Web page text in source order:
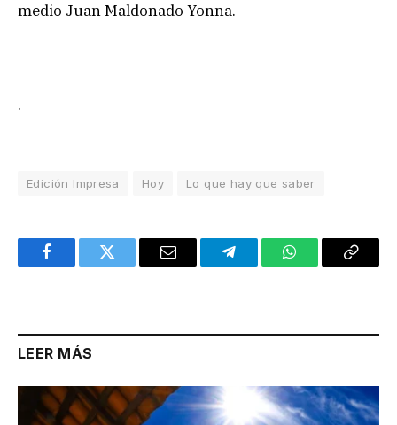
medio Juan Maldonado Yonna.
.
Edición Impresa Hoy Lo que hay que saber
FacebookTwitter Email TelegramWhatsAppCopy
LEER MÁS